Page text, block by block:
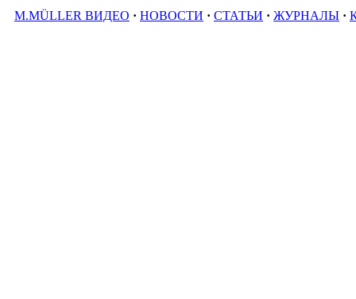
M.MÜLLER ВИДЕО · НОВОСТИ · СТАТЬИ · ЖУРНАЛЫ ·